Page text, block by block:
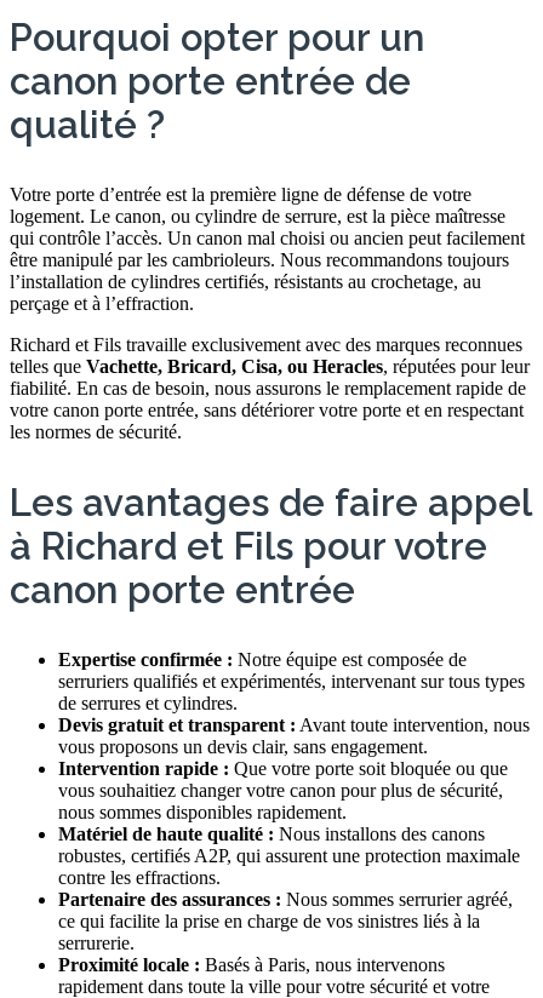
Pourquoi opter pour un
canon porte entrée de
qualité ?
Votre porte d’entrée est la première ligne de défense de votre
logement. Le canon, ou cylindre de serrure, est la pièce maîtresse
qui contrôle l’accès. Un canon mal choisi ou ancien peut facilement
être manipulé par les cambrioleurs. Nous recommandons toujours
l’installation de cylindres certifiés, résistants au crochetage, au
perçage et à l’effraction.
Richard et Fils travaille exclusivement avec des marques reconnues
telles que Vachette, Bricard, Cisa, ou Heracles, réputées pour leur
fiabilité. En cas de besoin, nous assurons le remplacement rapide de
votre canon porte entrée, sans détériorer votre porte et en respectant
les normes de sécurité.
Les avantages de faire appel
à Richard et Fils pour votre
canon porte entrée
Expertise confirmée : Notre équipe est composée de
serruriers qualifiés et expérimentés, intervenant sur tous types
de serrures et cylindres.
Devis gratuit et transparent : Avant toute intervention, nous
vous proposons un devis clair, sans engagement.
Intervention rapide : Que votre porte soit bloquée ou que
vous souhaitiez changer votre canon pour plus de sécurité,
nous sommes disponibles rapidement.
Matériel de haute qualité : Nous installons des canons
robustes, certifiés A2P, qui assurent une protection maximale
contre les effractions.
Partenaire des assurances : Nous sommes serrurier agréé,
ce qui facilite la prise en charge de vos sinistres liés à la
serrurerie.
Proximité locale : Basés à Paris, nous intervenons
rapidement dans toute la ville pour votre sécurité et votre